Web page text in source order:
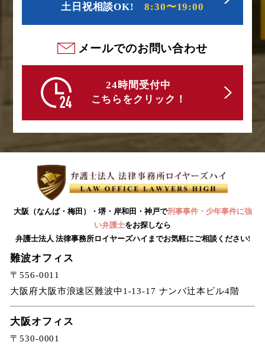
土日祝相談OK! 8:30〜19:00
メールでのお問い合わせ
24時間受付中
こちらをクリック！
大阪（なんば・梅田）・堺・岸和田・神戸で刑事事件・少年事件に強
い弁護士をお探しなら
弁護士法人 法律事務所ロイヤーズハイまでお気軽にご相談ください!
難波オフィス
〒556-0011
大阪府大阪市浪速区難波中1-13-17 ナンバ辻本ビル4階
大阪オフィス
〒530-0001